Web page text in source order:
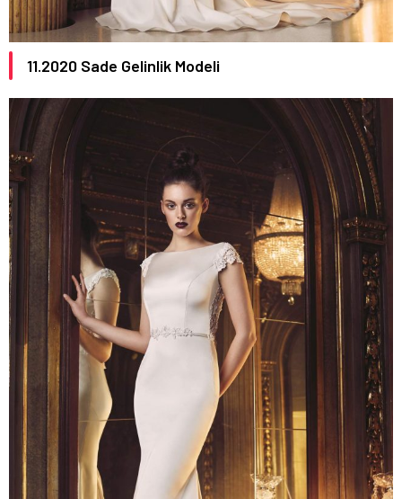
11.2020 Sade Gelinlik Modeli